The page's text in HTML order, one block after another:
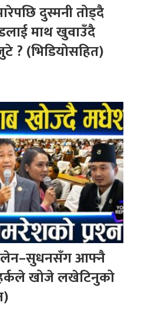
दुस्मनी तोड्दै
माथ खुवाउँदै
? (भिडियोसहित)
आफ्नै
खोजे लखेटिनुको